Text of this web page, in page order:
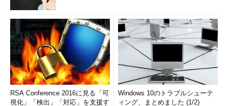
RSA Conference 2016に見る「可
視化」「検出」「対応」を支援す
Windows 10のトラブルシューテ
ィング、まとめました (1/2)